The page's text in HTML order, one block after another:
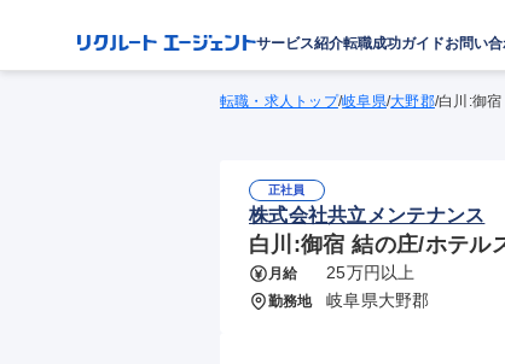
サービス紹介転職成功ガイドお問い
転職・求人トップ/岐阜県/大野郡/白川:御
正社員
株式会社共立メンテナンス
白川:御宿 結の庄/ホテル
月給 25万円以上
勤務地 岐阜県大野郡